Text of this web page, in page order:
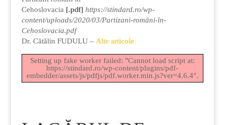
Cehoslovacia [.pdf] https://stindard.ro/wp-
content/uploads/2020/03/Partizani-români-în-
Cehoslovacia.pdf
Dr. Cătălin FUDULU – Alte articole
Setting up fake worker failed: "Cannot load script at:
https://stindard.ro/wp-content/plugins/pdf-
embedder/assets/js/pdfjs/pdf.worker.min.js?ver=4.6.4".